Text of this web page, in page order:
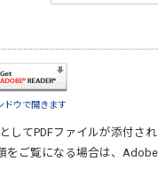
ドウで開きます
してPDFファイルが添付され
をご覧になる場合は、